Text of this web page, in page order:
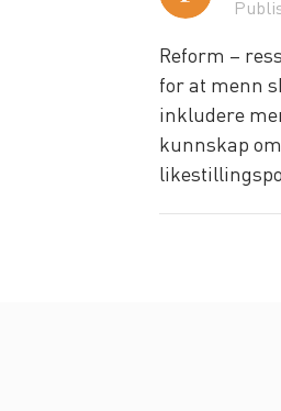
Reform –
for at menn
inkludere
kunnskap